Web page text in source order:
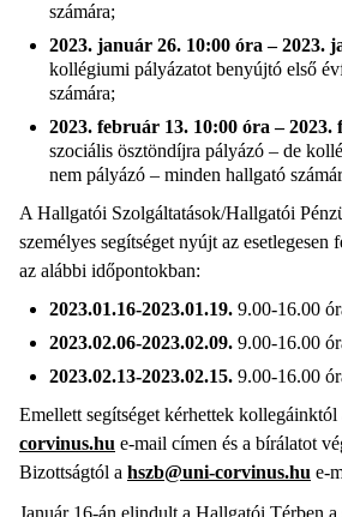
számára;
2023. január 26. 10:00 óra – 2023.
kollégiumi pályázatot benyújtó első
számára;
2023. február 13. 10:00 óra –
szociális ösztöndíjra pályázó – de
nem pályázó – minden hallgató
A Hallgatói Szolgáltatások/Hallgatói
személyes segítséget nyújt az esetlegesen
az alábbi időpontokban:
2023.01.16-2023.01.19. 9.00-16.00
2023.02.06-2023.02.09. 9.00-16.00
2023.02.13-2023.02.15. 9.00-16.00
Emellett segítséget kérhettek kollegáinktól
corvinus.hu e-mail címen és a bírálatot
Bizottságtól a hszb@uni-corvinus.hu e-